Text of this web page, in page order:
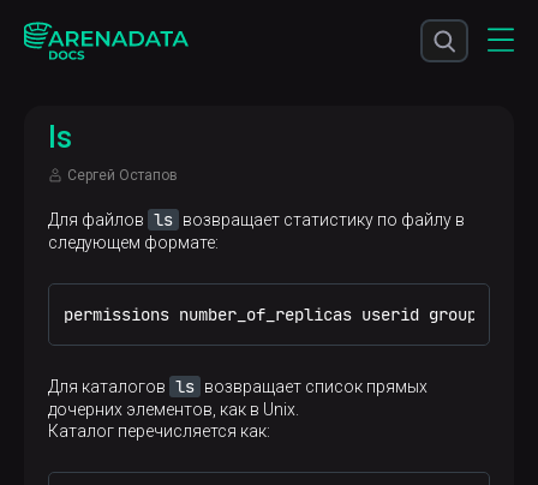
ls
Сергей Остапов
Для файлов ls возвращает статистику по файлу в
следующем формате:
permissions number_of_replicas userid groupid
Для каталогов ls возвращает список прямых
дочерних элементов, как в Unix.
Каталог перечисляется как: